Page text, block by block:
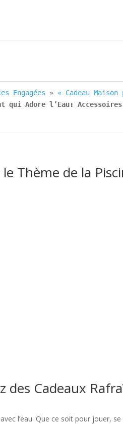
Engagées » « Cadeau
qui Adore l’Eau:
Thème de la
des Cadeaux
l’eau. Que ce soit pour jouer,